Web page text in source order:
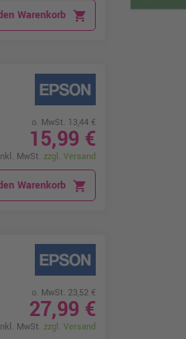
Warenkorb shopping_cart
o. MwSt. 13,44 €
15,99 €
MwSt. zzgl. Versand
Warenkorb shopping_cart
o. MwSt. 23,52 €
27,99 €
MwSt. zzgl. Versand